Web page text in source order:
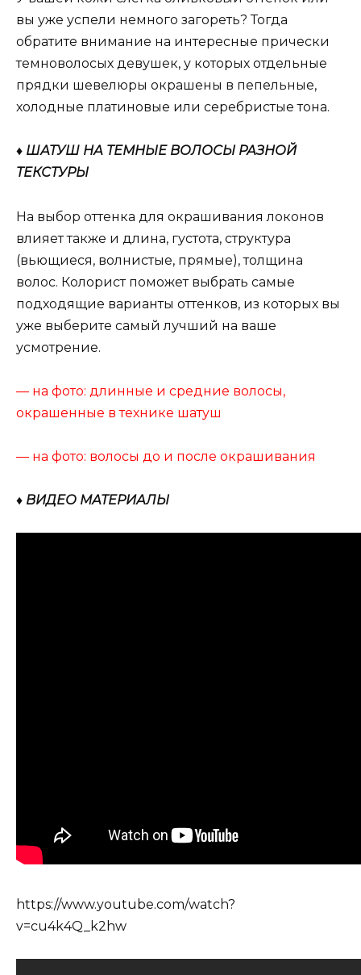
вы уже успели немного загореть? Тогда
обратите внимание на интересные прически
темноволосых девушек, у которых отдельные
прядки шевелюры окрашены в пепельные,
холодные платиновые или серебристые тона.
♦ ШАТУШ НА ТЕМНЫЕ ВОЛОСЫ РАЗНОЙ
ТЕКСТУРЫ
На выбор оттенка для окрашивания локонов
влияет также и длина, густота, структура
(вьющиеся, волнистые, прямые), толщина
волос. Колорист поможет выбрать самые
подходящие варианты оттенков, из которых вы
уже выберите самый лучший на ваше
усмотрение.
— на фото: длинные и средние волосы,
окрашенные в технике шатуш
— на фото: волосы до и после окрашивания
♦ ВИДЕО МАТЕРИАЛЫ
https://www.youtube.com/watch?
v=cu4k4Q_k2hw